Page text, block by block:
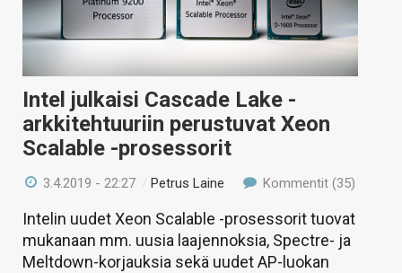
Intel julkaisi Cascade Lake -
arkkitehtuuriin perustuvat Xeon
Scalable -prosessorit
3.4.2019 - 22:27 / Petrus Laine Kommentit (35)
Intelin uudet Xeon Scalable -prosessorit tuovat
mukanaan mm. uusia laajennoksia, Spectre- ja
Meltdown-korjauksia sekä uudet AP-luokan